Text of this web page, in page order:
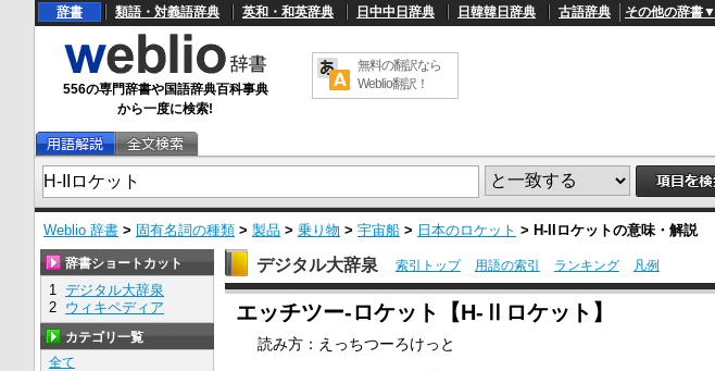
辞書 類語・対義語辞典 英和・和英辞典 日中中日辞典 日韓韓日辞典 古語辞典 その他の辞書▼
556の専門辞書や国語辞典百科事典
から一度に検索!
無料の翻訳なら
Weblio翻訳！
Weblio 辞書 > 固有名詞の種類 > 製品 > 乗り物 > 宇宙船 > 日本のロケット > H-IIロケットの意味・解説
U
n
u
/
L
o
a
デジタル大辞泉 索引トップ 用語の索引 ランキング 凡例
エッチツー‐ロケット【H-Ⅱロケット】
読み方：えっちつーろけっと
辞書ショートカット
1 デジタル大辞泉
2 ウィキペディア
カテゴリ一覧
全て